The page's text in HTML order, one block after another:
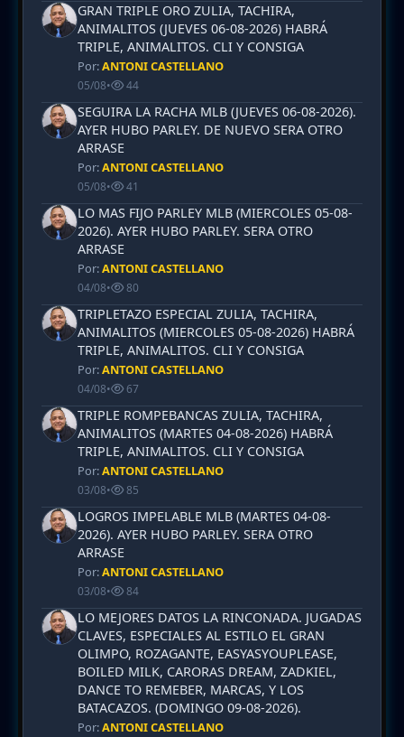
GRAN TRIPLE ORO ZULIA, TACHIRA,
ANIMALITOS (JUEVES 06-08-2026) HABRÁ
TRIPLE, ANIMALITOS. CLI Y CONSIGA
Por:ANTONI CASTELLANO
05/08• 44
SEGUIRA LA RACHA MLB (JUEVES 06-08-2026).
AYER HUBO PARLEY. DE NUEVO SERA OTRO
ARRASE
Por:ANTONI CASTELLANO
05/08• 41
LO MAS FIJO PARLEY MLB (MIERCOLES 05-08-
2026). AYER HUBO PARLEY. SERA OTRO
ARRASE
Por:ANTONI CASTELLANO
04/08• 80
TRIPLETAZO ESPECIAL ZULIA, TACHIRA,
ANIMALITOS (MIERCOLES 05-08-2026) HABRÁ
TRIPLE, ANIMALITOS. CLI Y CONSIGA
Por:ANTONI CASTELLANO
04/08• 67
TRIPLE ROMPEBANCAS ZULIA, TACHIRA,
ANIMALITOS (MARTES 04-08-2026) HABRÁ
TRIPLE, ANIMALITOS. CLI Y CONSIGA
Por:ANTONI CASTELLANO
03/08• 85
LOGROS IMPELABLE MLB (MARTES 04-08-
2026). AYER HUBO PARLEY. SERA OTRO
ARRASE
Por:ANTONI CASTELLANO
03/08• 84
LO MEJORES DATOS LA RINCONADA. JUGADAS
CLAVES, ESPECIALES AL ESTILO EL GRAN
OLIMPO, ROZAGANTE, EASYASYOUPLEASE,
BOILED MILK, CARORAS DREAM, ZADKIEL,
DANCE TO REMEBER, MARCAS, Y LOS
BATACAZOS. (DOMINGO 09-08-2026).
Por:ANTONI CASTELLANO